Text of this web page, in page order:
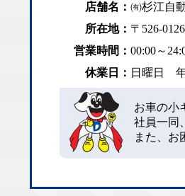
店舗名： ㈲杉江自
所在地： 〒526-
営業時間： 00:00～
休業日： 日曜日
お車の小
社員一同
また、お